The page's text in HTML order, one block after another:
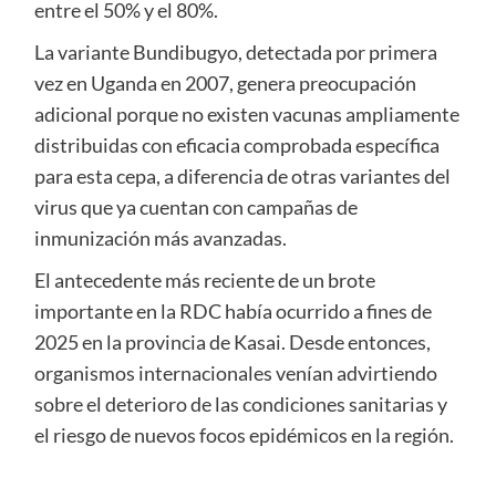
entre el 50% y el 80%.
La variante Bundibugyo, detectada por primera
vez en Uganda en 2007, genera preocupación
adicional porque no existen vacunas ampliamente
distribuidas con eficacia comprobada específica
para esta cepa, a diferencia de otras variantes del
virus que ya cuentan con campañas de
inmunización más avanzadas.
El antecedente más reciente de un brote
importante en la RDC había ocurrido a fines de
2025 en la provincia de Kasai. Desde entonces,
organismos internacionales venían advirtiendo
sobre el deterioro de las condiciones sanitarias y
el riesgo de nuevos focos epidémicos en la región.